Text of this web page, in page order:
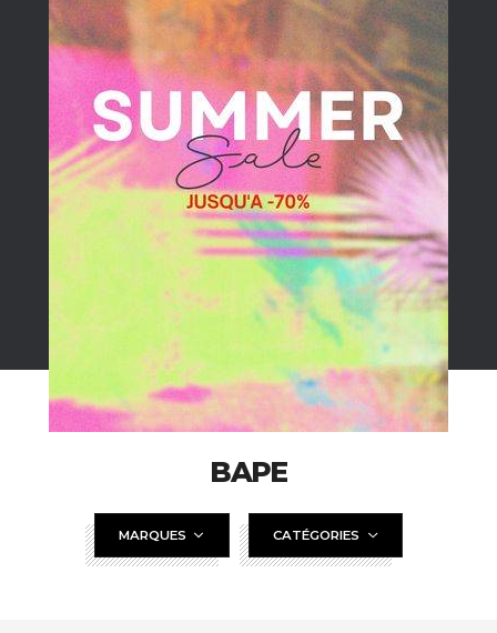
BAPE
MARQUES CATÉGORIES